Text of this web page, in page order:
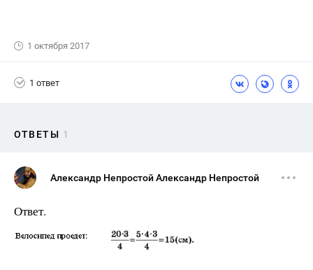
1 октября 2017
1 ответ
ОТВЕТЫ 1
Александр Непростой Александр Непростой
Ответ.